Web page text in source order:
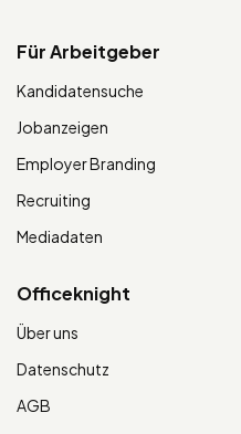
Für Arbeitgeber
Kandidatensuche
Jobanzeigen
Employer Branding
Recruiting
Mediadaten
Officeknight
Über uns
Datenschutz
AGB